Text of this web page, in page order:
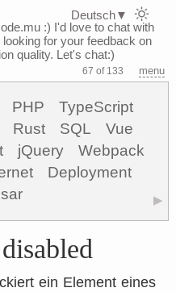
:) I'd love to chat with
for your feedback on
quality. Let's chat:)
67 of 133 menu
PHP
TypeScript
Rust SQL
Vue
jQuery
Webpack
Deployment
▶
ein Element eines
Deutsch▼